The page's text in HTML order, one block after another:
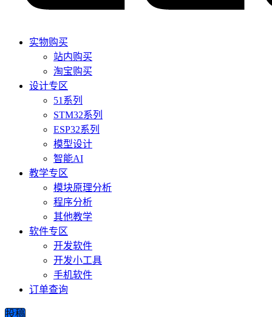
实物购买
站内购买
淘宝购买
设计专区
51系列
STM32系列
ESP32系列
模型设计
智能AI
教学专区
模块原理分析
程序分析
其他教学
软件专区
开发软件
开发小工具
手机软件
订单查询
投稿